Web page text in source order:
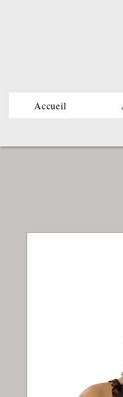
Accueil